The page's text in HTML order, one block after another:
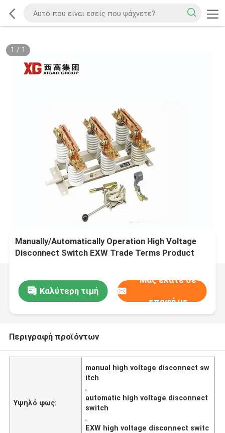
1 / 1
Manually/Automatically Operation High Voltage
Disconnect Switch EXW Trade Terms Product
Καλύτερη τιμή
Μας ελάτε σε
επαφή με
Περιγραφή προϊόντων
Υψηλό φως:
manual high voltage disconnect sw
itch
,
automatic high voltage disconnect
switch
,
EXW high voltage disconnect switc